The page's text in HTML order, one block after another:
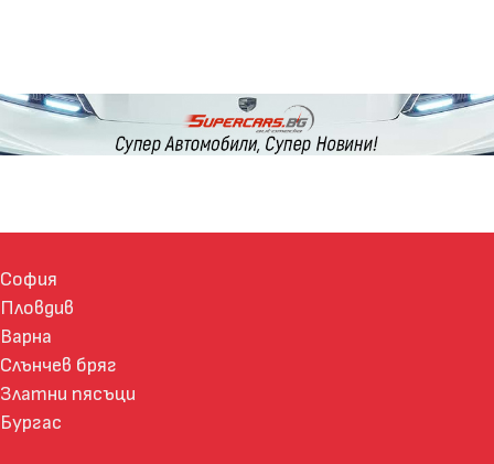
София
Пловдив
Варна
Слънчев бряг
Златни пясъци
Бургас